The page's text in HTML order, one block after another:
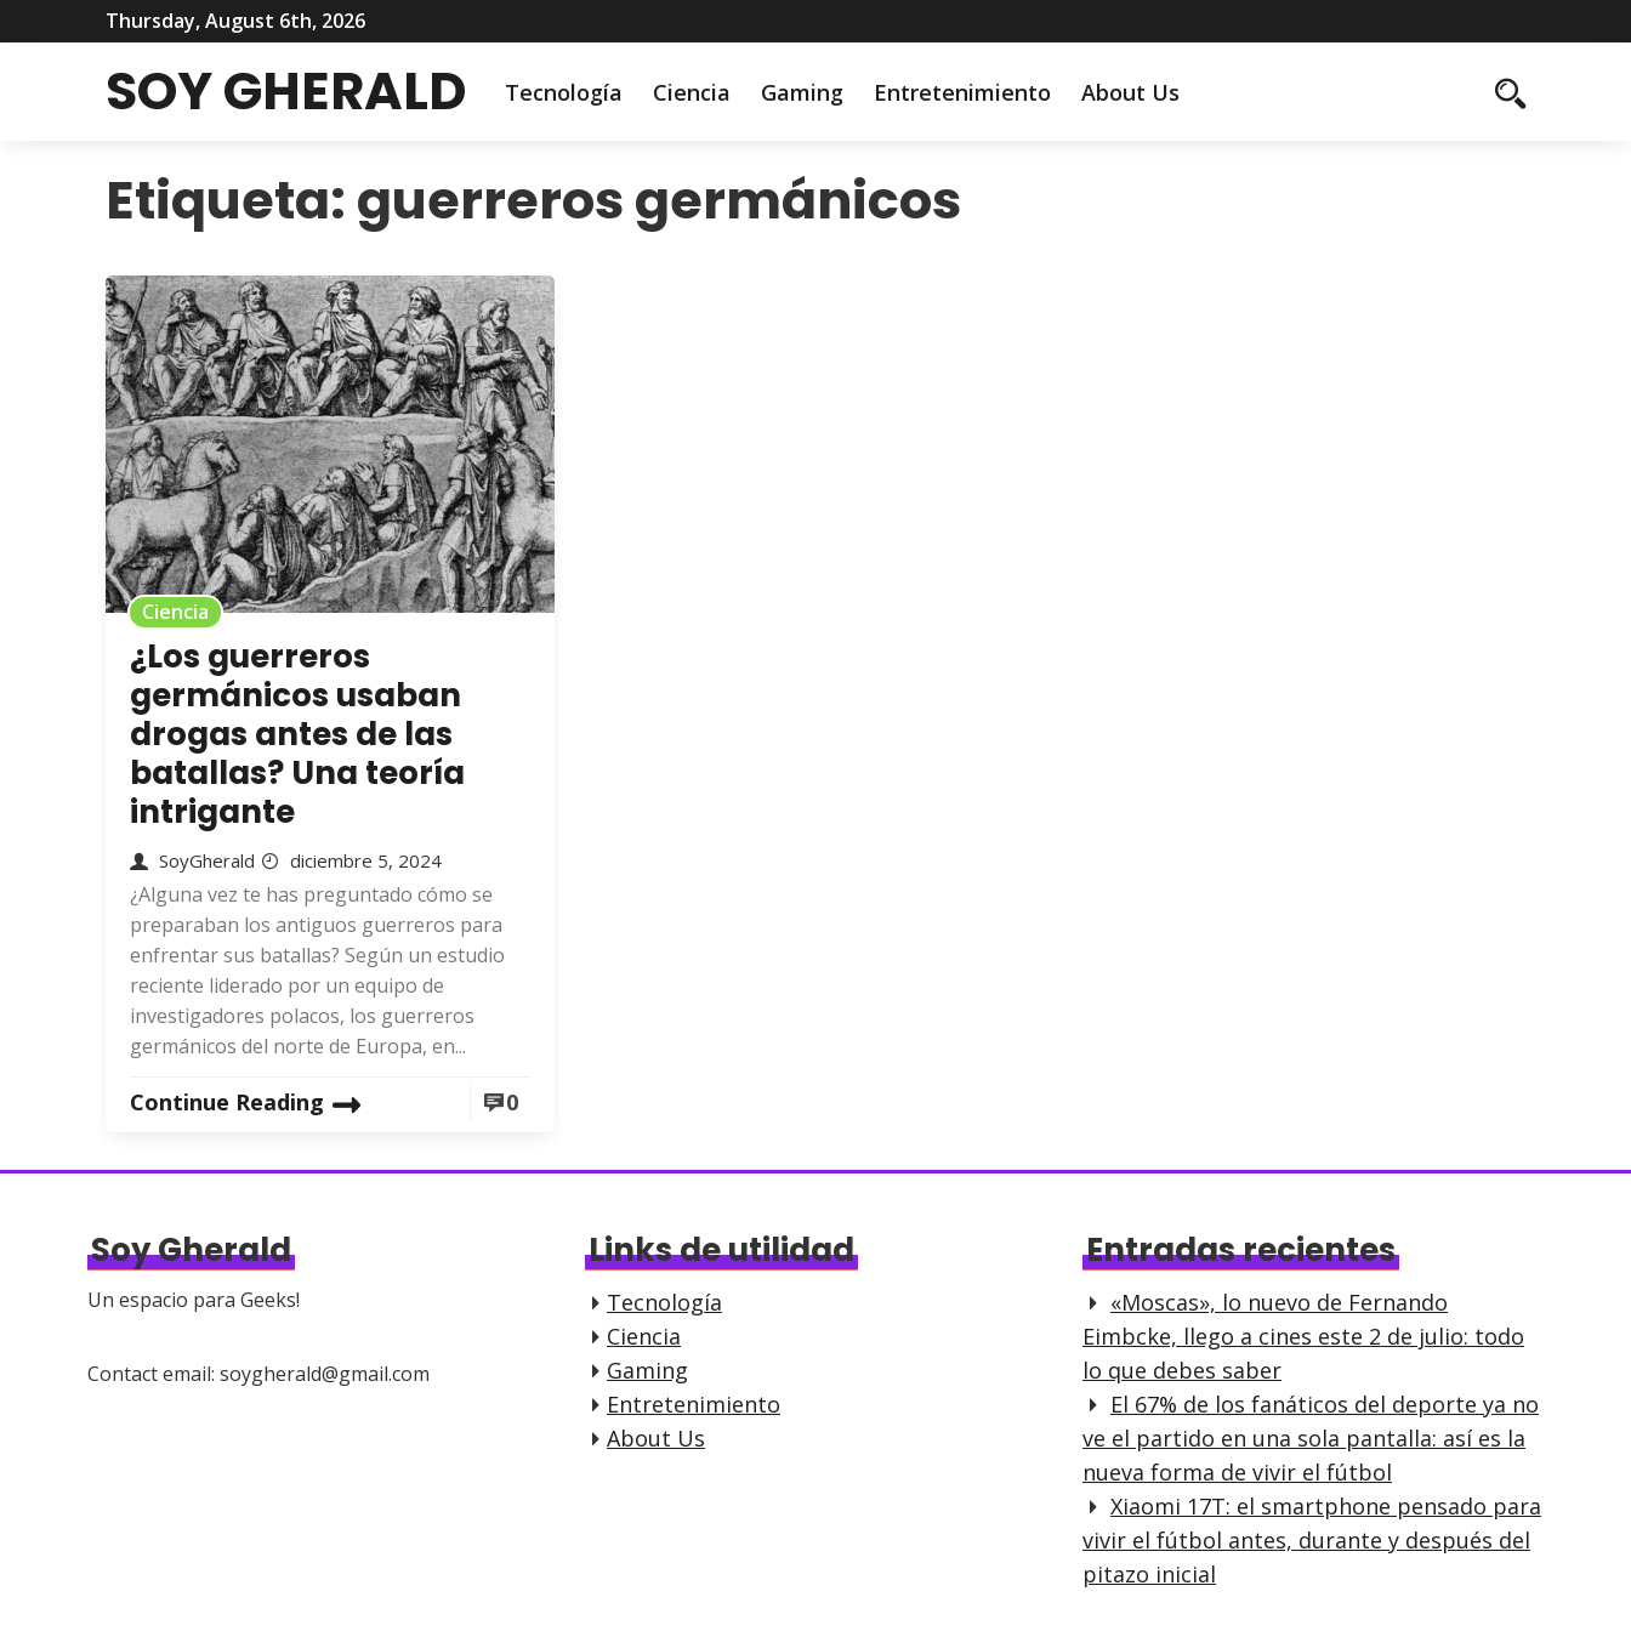
Thursday, August 6th, 2026
SOY GHERALD Tecnología Ciencia Gaming Entretenimiento About Us
Etiqueta: guerreros germánicos
Ciencia
¿Los guerreros
germánicos usaban
drogas antes de las
batallas? Una teoría
intrigante
SoyGherald diciembre 5, 2024
¿Alguna vez te has preguntado cómo se
preparaban los antiguos guerreros para
enfrentar sus batallas? Según un estudio
reciente liderado por un equipo de
investigadores polacos, los guerreros
germánicos del norte de Europa, en...
Continue Reading 0
Soy Gherald
Un espacio para Geeks!
Contact email: soygherald@gmail.com
Links de utilidad
Tecnología
Ciencia
Gaming
Entretenimiento
About Us
Entradas recientes
«Moscas», lo nuevo de Fernando
Eimbcke, llego a cines este 2 de julio: todo
lo que debes saber
El 67% de los fanáticos del deporte ya no
ve el partido en una sola pantalla: así es la
nueva forma de vivir el fútbol
Xiaomi 17T: el smartphone pensado para
vivir el fútbol antes, durante y después del
pitazo inicial